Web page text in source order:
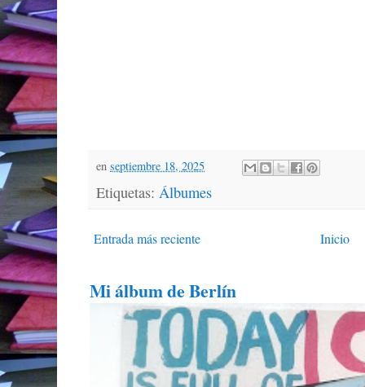
en septiembre 18, 2025
Etiquetas: Álbumes
Entrada más reciente Inicio
Mi álbum de Berlín